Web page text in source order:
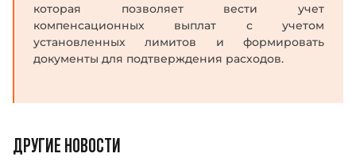
которая позволяет вести учет
компенсационных выплат с учетом
установленных лимитов и формировать
документы для подтверждения расходов.
ДРУГИЕ НОВОСТИ
Номер телефона
Номер телефона